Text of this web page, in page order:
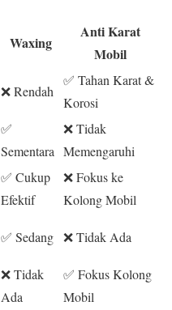
Waxing
Anti Karat
Mobil
❌ Rendah
✅ Tahan Karat &
Korosi
✅
Sementara
❌ Tidak
Memengaruhi
✅ Cukup
Efektif
❌ Fokus ke
Kolong Mobil
✅ Sedang ❌ Tidak Ada
❌ Tidak
Ada
✅ Fokus Kolong
Mobil